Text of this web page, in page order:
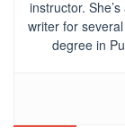
instructor.
writer for
degree in